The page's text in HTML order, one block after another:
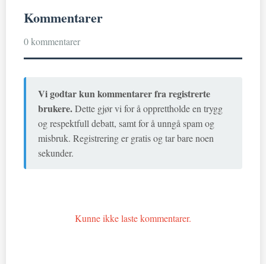
Kommentarer
0 kommentarer
Vi godtar kun kommentarer fra registrerte
brukere.Dette gjør vi for å opprettholde en trygg
og respektfull debatt, samt for å unngå spam og
misbruk. Registrering er gratis og tar bare noen
sekunder.
Kunne ikke laste kommentarer.